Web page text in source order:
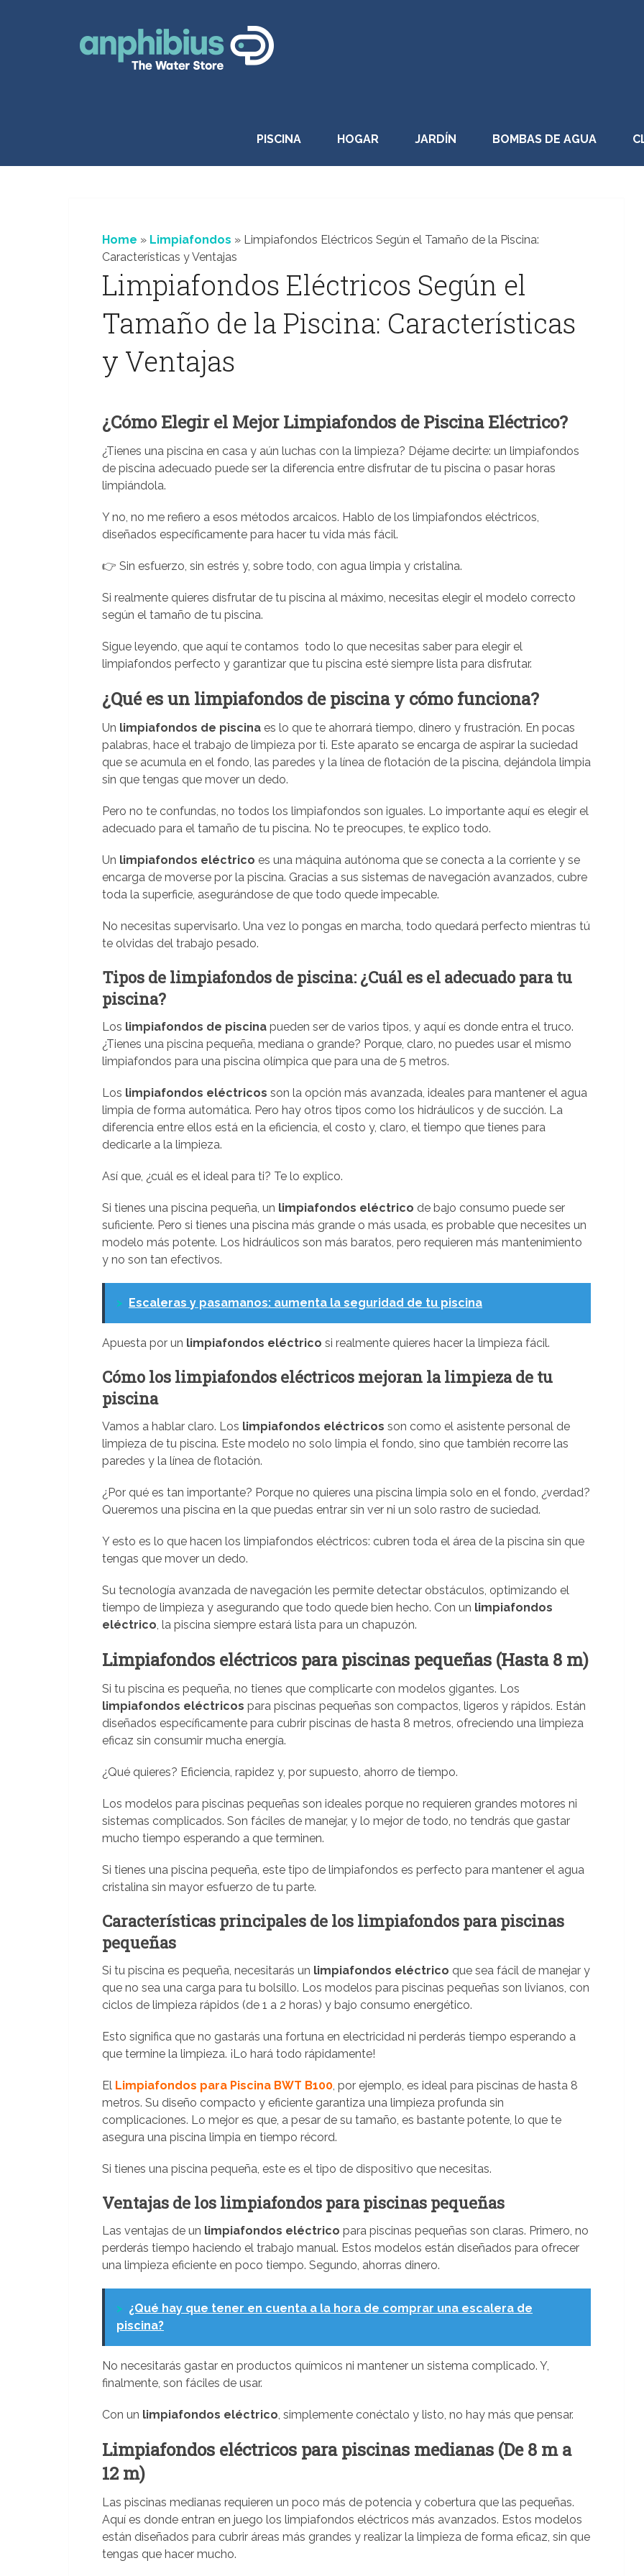
PISCINA HOGAR JARDÍN BOMBAS DE AGUA
Home » Limpiafondos » Limpiafondos Eléctricos Según el Tamaño de la Piscina:
Características y Ventajas
Limpiafondos Eléctricos Según el
Tamaño de la Piscina: Características
y Ventajas
¿Cómo Elegir el Mejor Limpiafondos de Piscina Eléctrico?
¿Tienes una piscina en casa y aún luchas con la limpieza? Déjame decirte: un limpiafondos
de piscina adecuado puede ser la diferencia entre disfrutar de tu piscina o pasar horas
limpiándola.
Y no, no me refiero a esos métodos arcaicos. Hablo de los limpiafondos eléctricos,
diseñados específicamente para hacer tu vida más fácil.
👉 Sin esfuerzo, sin estrés y, sobre todo, con agua limpia y cristalina.
Si realmente quieres disfrutar de tu piscina al máximo, necesitas elegir el modelo correcto
según el tamaño de tu piscina.
Sigue leyendo, que aquí te contamos todo lo que necesitas saber para elegir el
limpiafondos perfecto y garantizar que tu piscina esté siempre lista para disfrutar.
¿Qué es un limpiafondos de piscina y cómo funciona?
Un limpiafondos de piscina es lo que te ahorrará tiempo, dinero y frustración. En pocas
palabras, hace el trabajo de limpieza por ti. Este aparato se encarga de aspirar la suciedad
que se acumula en el fondo, las paredes y la línea de flotación de la piscina, dejándola limpia
sin que tengas que mover un dedo.
Pero no te confundas, no todos los limpiafondos son iguales. Lo importante aquí es elegir el
adecuado para el tamaño de tu piscina. No te preocupes, te explico todo.
Un limpiafondos eléctrico es una máquina autónoma que se conecta a la corriente y se
encarga de moverse por la piscina. Gracias a sus sistemas de navegación avanzados, cubre
toda la superficie, asegurándose de que todo quede impecable.
No necesitas supervisarlo. Una vez lo pongas en marcha, todo quedará perfecto mientras tú
te olvidas del trabajo pesado.
Tipos de limpiafondos de piscina: ¿Cuál es el adecuado para tu
piscina?
Los limpiafondos de piscina pueden ser de varios tipos, y aquí es donde entra el truco.
¿Tienes una piscina pequeña, mediana o grande? Porque, claro, no puedes usar el mismo
limpiafondos para una piscina olímpica que para una de 5 metros.
Los limpiafondos eléctricos son la opción más avanzada, ideales para mantener el agua
limpia de forma automática. Pero hay otros tipos como los hidráulicos y de succión. La
diferencia entre ellos está en la eficiencia, el costo y, claro, el tiempo que tienes para
dedicarle a la limpieza.
Así que, ¿cuál es el ideal para ti? Te lo explico.
Si tienes una piscina pequeña, un limpiafondos eléctrico de bajo consumo puede ser
suficiente. Pero si tienes una piscina más grande o más usada, es probable que necesites un
modelo más potente. Los hidráulicos son más baratos, pero requieren más mantenimiento
y no son tan efectivos.
> Escaleras y pasamanos: aumenta la seguridad de tu piscina
Apuesta por un limpiafondos eléctrico si realmente quieres hacer la limpieza fácil.
Cómo los limpiafondos eléctricos mejoran la limpieza de tu
piscina
Vamos a hablar claro. Los limpiafondos eléctricos son como el asistente personal de
limpieza de tu piscina. Este modelo no solo limpia el fondo, sino que también recorre las
paredes y la línea de flotación.
¿Por qué es tan importante? Porque no quieres una piscina limpia solo en el fondo, ¿verdad?
Queremos una piscina en la que puedas entrar sin ver ni un solo rastro de suciedad.
Y esto es lo que hacen los limpiafondos eléctricos: cubren toda el área de la piscina sin que
tengas que mover un dedo.
Su tecnología avanzada de navegación les permite detectar obstáculos, optimizando el
tiempo de limpieza y asegurando que todo quede bien hecho. Con un limpiafondos
eléctrico, la piscina siempre estará lista para un chapuzón.
Limpiafondos eléctricos para piscinas pequeñas (Hasta 8 m)
Si tu piscina es pequeña, no tienes que complicarte con modelos gigantes. Los
limpiafondos eléctricos para piscinas pequeñas son compactos, ligeros y rápidos. Están
diseñados específicamente para cubrir piscinas de hasta 8 metros, ofreciendo una limpieza
eficaz sin consumir mucha energía.
¿Qué quieres? Eficiencia, rapidez y, por supuesto, ahorro de tiempo.
Los modelos para piscinas pequeñas son ideales porque no requieren grandes motores ni
sistemas complicados. Son fáciles de manejar, y lo mejor de todo, no tendrás que gastar
mucho tiempo esperando a que terminen.
Si tienes una piscina pequeña, este tipo de limpiafondos es perfecto para mantener el agua
cristalina sin mayor esfuerzo de tu parte.
Características principales de los limpiafondos para piscinas
pequeñas
Si tu piscina es pequeña, necesitarás un limpiafondos eléctrico que sea fácil de manejar y
que no sea una carga para tu bolsillo. Los modelos para piscinas pequeñas son livianos, con
ciclos de limpieza rápidos (de 1 a 2 horas) y bajo consumo energético.
Esto significa que no gastarás una fortuna en electricidad ni perderás tiempo esperando a
que termine la limpieza. ¡Lo hará todo rápidamente!
El Limpiafondos para Piscina BWT B100, por ejemplo, es ideal para piscinas de hasta 8
metros. Su diseño compacto y eficiente garantiza una limpieza profunda sin
complicaciones. Lo mejor es que, a pesar de su tamaño, es bastante potente, lo que te
asegura una piscina limpia en tiempo récord.
Si tienes una piscina pequeña, este es el tipo de dispositivo que necesitas.
Ventajas de los limpiafondos para piscinas pequeñas
Las ventajas de un limpiafondos eléctrico para piscinas pequeñas son claras. Primero, no
perderás tiempo haciendo el trabajo manual. Estos modelos están diseñados para ofrecer
una limpieza eficiente en poco tiempo. Segundo, ahorras dinero.
> ¿Qué hay que tener en cuenta a la hora de comprar una escalera de
piscina?
No necesitarás gastar en productos químicos ni mantener un sistema complicado. Y,
finalmente, son fáciles de usar.
Con un limpiafondos eléctrico, simplemente conéctalo y listo, no hay más que pensar.
Limpiafondos eléctricos para piscinas medianas (De 8 m a
12 m)
Las piscinas medianas requieren un poco más de potencia y cobertura que las pequeñas.
Aquí es donde entran en juego los limpiafondos eléctricos más avanzados. Estos modelos
están diseñados para cubrir áreas más grandes y realizar la limpieza de forma eficaz, sin que
tengas que hacer mucho.